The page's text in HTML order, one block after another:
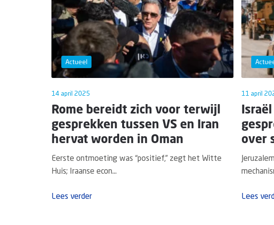
Actueel
14 april 2025
Rome bereidt zich voor terwijl
gesprekken tussen VS en Iran
hervat worden in Oman
Eerste ontmoeting was “positief,” zegt het Witte
Huis; Iraanse econ...
Lees verder
11 april
over
Lees